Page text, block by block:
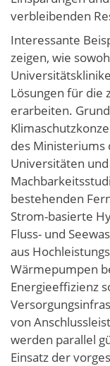
verbleibenden
Interessante
zeigen, wie
Lösungen für die
erarbeiten.
des Ministeriums
Universitäten
bestehenden
Strom-basierte
Fluss- und
aus
Wärmepumpen
Energieeffizienz
von
werden parallel
Einsatz der